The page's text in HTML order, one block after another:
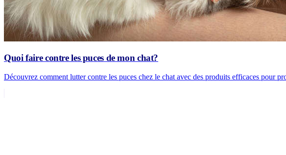
Quoi faire contre les puces de mon chat?
Découvrez comment lutter contre les puces chez le chat avec des produits efficaces pour